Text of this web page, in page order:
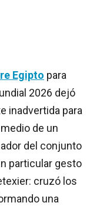
Egipto para
2026 dejó
inadvertida para
de un
del conjunto
particular gesto
cruzó los
una